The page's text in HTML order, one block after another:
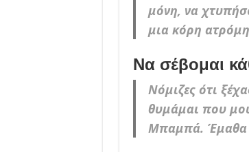
μόνη, να
μια κόρη
Να σέβομαι
Νόμιζες ότι
θυμάμαι που
Μπαμπά. Έμαθα